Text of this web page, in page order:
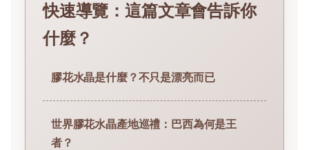
快速導覽：這篇文章會告訴你
什麼？
膠花水晶是什麼？不只是漂亮而已
世界膠花水晶產地巡禮：巴西為何是王
者？